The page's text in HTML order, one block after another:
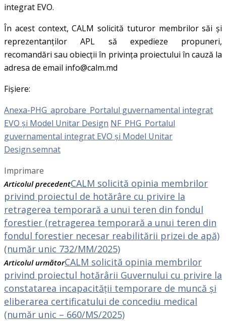
integrat EVO.
În acest context, CALM solicită tuturor membrilor săi și
reprezentanților APL să expedieze propuneri,
recomandări sau obiecții în privința proiectului în cauză la
adresa de email info@calm.md
Fișiere:
Anexa-PHG_aprobare_Portalul guvernamental integrat
EVO și Model Unitar Design NF_PHG_Portalul
guvernamental integrat EVO și Model Unitar
Design.semnat
Imprimare
Articolul precedentCALM solicită opinia membrilor
privind proiectul de hotărâre cu privire la
retragerea temporară a unui teren din fondul
forestier (retragerea temporară a unui teren din
fondul forestier necesar reabilitării prizei de apă)
(număr unic 732/MM/2025)
Articolul următorCALM solicită opinia membrilor
privind proiectul hotărârii Guvernului cu privire la
constatarea incapacității temporare de muncă și
eliberarea certificatului de concediu medical
(număr unic – 660/MS/2025)